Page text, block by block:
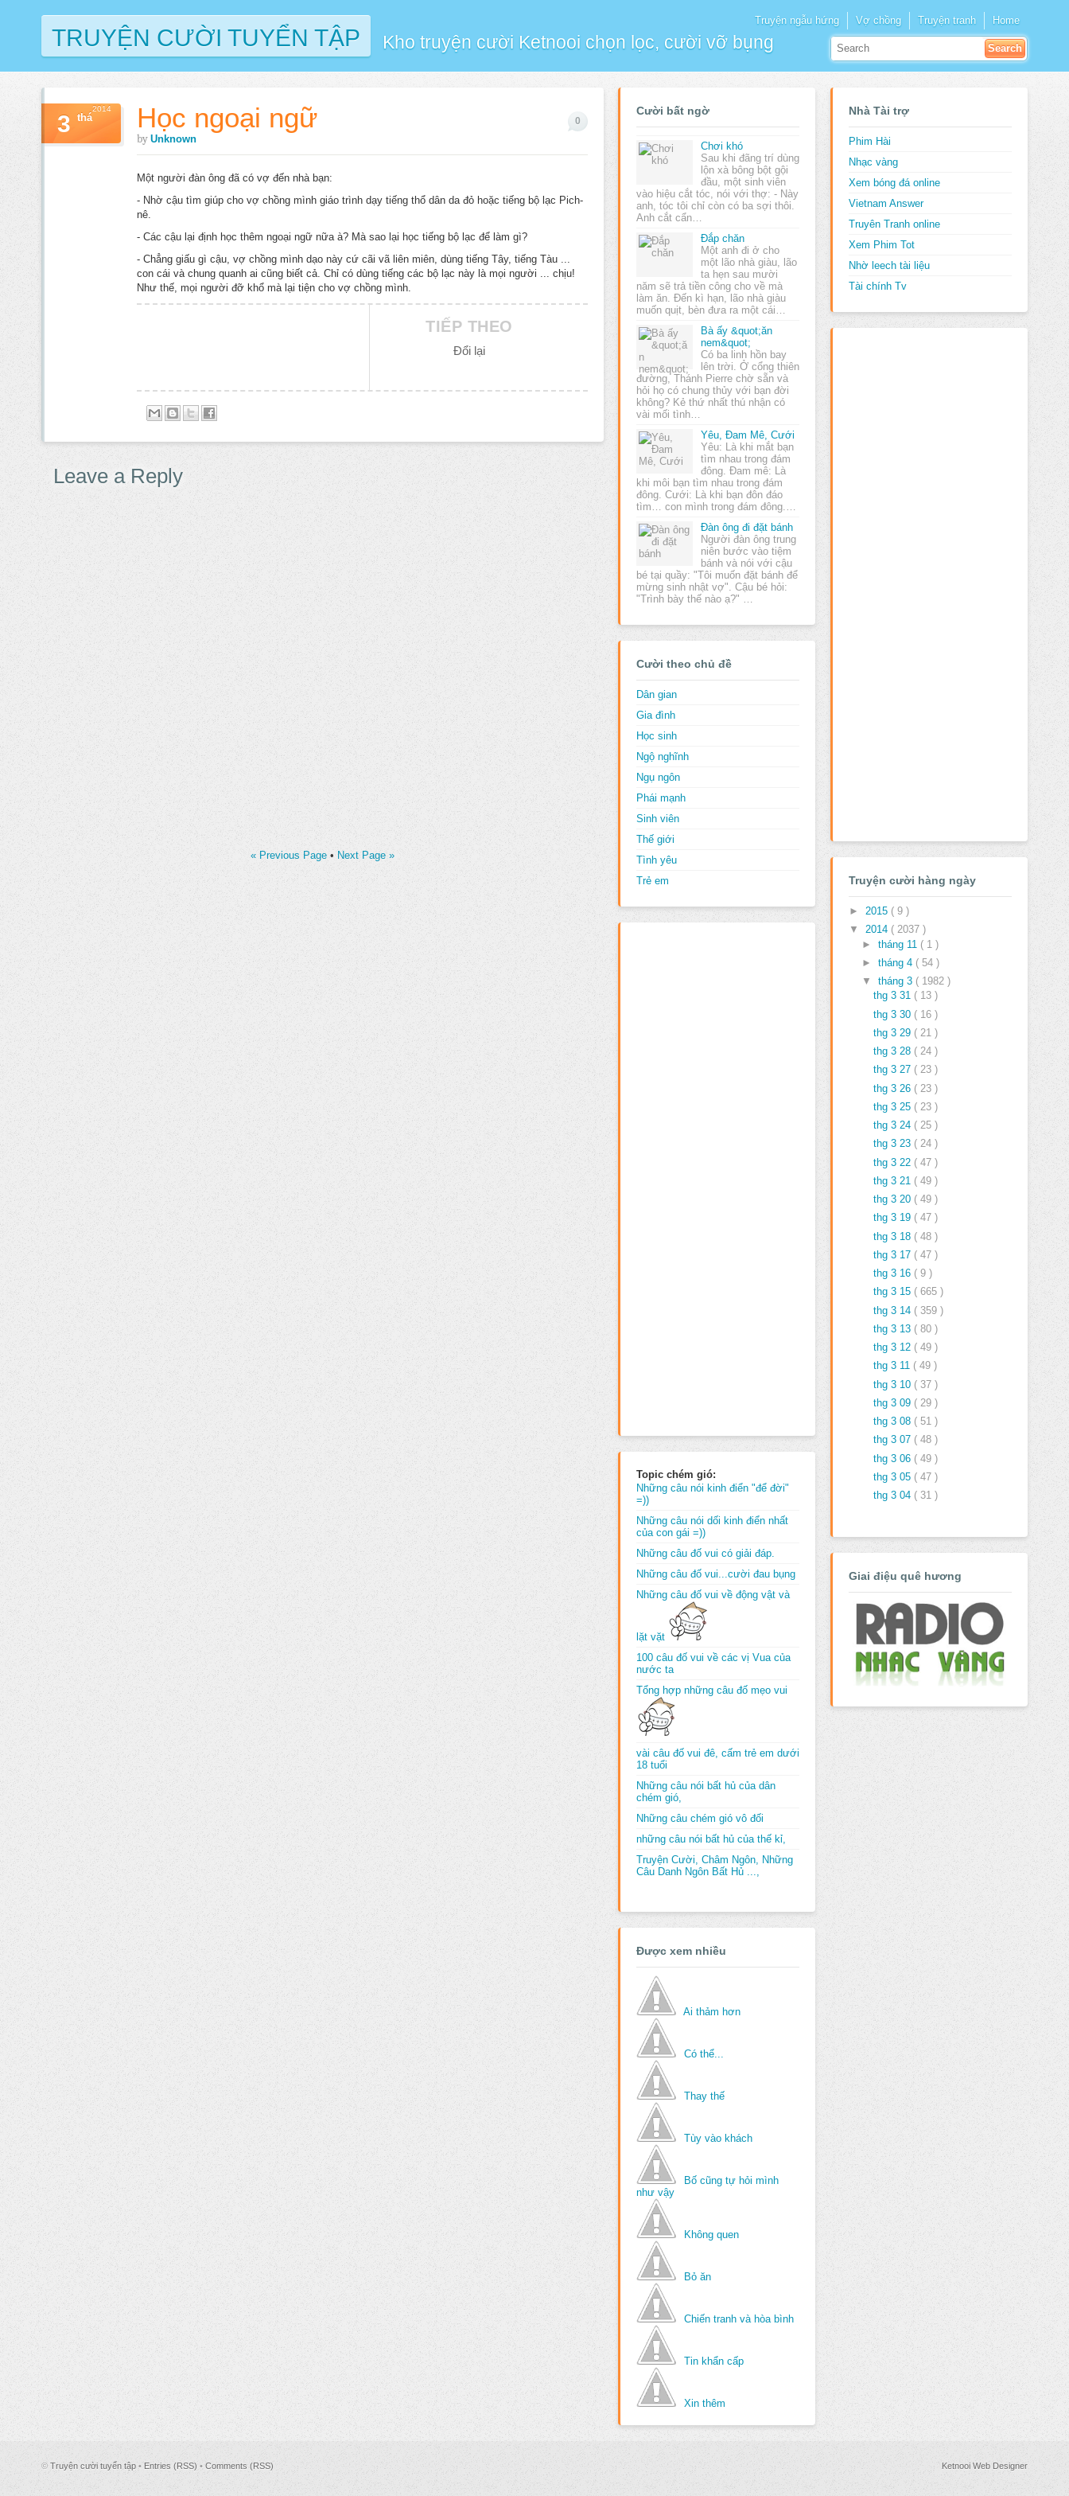
TRUYỆN CƯỜI TUYỂN TẬP Kho truyện cười Ketnooi chọn lọc, cười vỡ bụng
Truyện ngẫu hứng Vợ chồng Truyện tranh Home
Học ngoại ngữ
by Unknown
3 thá
2014
0
Một người đàn ông đã có vợ đến nhà bạn:
- Nhờ cậu tìm giúp cho vợ chồng mình giáo trình dạy tiếng thổ dân da đỏ hoặc tiếng bộ lạc Pich-
nê.
- Các cậu lại định học thêm ngoại ngữ nữa à? Mà sao lại học tiếng bộ lạc để làm gì?
- Chẳng giấu gì cậu, vợ chồng mình dạo này cứ cãi vã liên miên, dùng tiếng Tây, tiếng Tàu ...
con cái và chung quanh ai cũng biết cả. Chỉ có dùng tiếng các bộ lạc này là mọi người ... chịu!
Như thế, mọi người đỡ khổ mà lại tiện cho vợ chồng mình.
TIẾP THEO
Đổi lại
Leave a Reply
« Previous Page • Next Page »
Cười bất ngờ
Chơi khó
Sau khi đãng trí dùng
lộn xà bông bột gội
đầu, một sinh viên
vào hiệu cắt tóc, nói với thợ: - Này
anh, tóc tôi chỉ còn có ba sợi thôi.
Anh cắt cẩn…
Đắp chăn
Một anh đi ở cho
một lão nhà giàu, lão
ta hẹn sau mười
năm sẽ trả tiền công cho về mà
làm ăn. Ðến kì hạn, lão nhà giàu
muốn quịt, bèn đưa ra một cái…
Bà ấy &quot;ăn
nem&quot;
Có ba linh hồn bay
lên trời. Ở cổng thiên
đường, Thánh Pierre chờ sẵn và
hỏi họ có chung thủy với bạn đời
không? Kẻ thứ nhất thú nhận có
vài mối tình…
Yêu, Đam Mê, Cưới
Yêu: Là khi mắt bạn
tìm nhau trong đám
đông. Đam mê: Là
khi môi bạn tìm nhau trong đám
đông. Cưới: Là khi bạn đôn đáo
tìm… con mình trong đám đông.…
Đàn ông đi đặt bánh
Người đàn ông trung
niên bước vào tiệm
bánh và nói với cậu
bé tại quầy: "Tôi muốn đặt bánh để
mừng sinh nhật vợ". Cậu bé hỏi:
"Trình bày thế nào ạ?" …
Cười theo chủ đề
Dân gian
Gia đình
Học sinh
Ngộ nghĩnh
Ngụ ngôn
Phái mạnh
Sinh viên
Thế giới
Tình yêu
Trẻ em
Topic chém gió:
Những câu nói kinh điển "để đời"
=))
Những câu nói dối kinh điển nhất
của con gái =))
Những câu đố vui có giải đáp.
Những câu đố vui...cười đau bụng
Những câu đố vui về động vật và
lặt vặt
100 câu đố vui về các vị Vua của
nước ta
Tổng hợp những câu đố mẹo vui
vài câu đố vui đê, cấm trẻ em dưới
18 tuổi
Những câu nói bất hủ của dân
chém gió,
Những câu chém gió vô đối
những câu nói bất hủ của thế kỉ,
Truyện Cười, Châm Ngôn, Những
Câu Danh Ngôn Bất Hủ ...,
Được xem nhiều
Ai thảm hơn
Có thể...
Thay thế
Tùy vào khách
Bố cũng tự hỏi mình
như vậy
Không quen
Bỏ ăn
Chiến tranh và hòa bình
Tin khẩn cấp
Xin thêm
Nhà Tài trợ
Phim Hài
Nhạc vàng
Xem bóng đá online
Vietnam Answer
Truyên Tranh online
Xem Phim Tot
Nhờ leech tài liệu
Tài chính Tv
Truyện cười hàng ngày
► 2015 ( 9 )
▼ 2014 ( 2037 )
► tháng 11 ( 1 )
► tháng 4 ( 54 )
▼ tháng 3 ( 1982 )
thg 3 31 ( 13 )
thg 3 30 ( 16 )
thg 3 29 ( 21 )
thg 3 28 ( 24 )
thg 3 27 ( 23 )
thg 3 26 ( 23 )
thg 3 25 ( 23 )
thg 3 24 ( 25 )
thg 3 23 ( 24 )
thg 3 22 ( 47 )
thg 3 21 ( 49 )
thg 3 20 ( 49 )
thg 3 19 ( 47 )
thg 3 18 ( 48 )
thg 3 17 ( 47 )
thg 3 16 ( 9 )
thg 3 15 ( 665 )
thg 3 14 ( 359 )
thg 3 13 ( 80 )
thg 3 12 ( 49 )
thg 3 11 ( 49 )
thg 3 10 ( 37 )
thg 3 09 ( 29 )
thg 3 08 ( 51 )
thg 3 07 ( 48 )
thg 3 06 ( 49 )
thg 3 05 ( 47 )
thg 3 04 ( 31 )
Giai điệu quê hương
© Truyện cười tuyển tập • Entries (RSS) • Comments (RSS) Ketnooi Web Designer